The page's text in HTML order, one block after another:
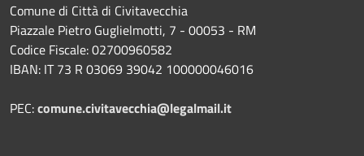
Comune di Città di Civitavecchia
Piazzale Pietro Guglielmotti, 7 - 00053 - RM
Codice Fiscale: 02700960582
IBAN: IT 73 R 03069 39042 100000046016
PEC:comune.civitavecchia@legalmail.it